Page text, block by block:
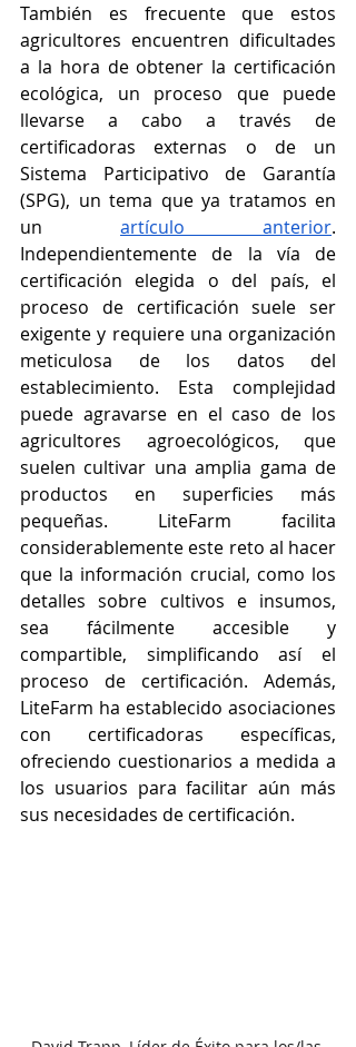
También es frecuente que estos
agricultores encuentren dificultades
a la hora de obtener la certificación
ecológica, un proceso que puede
llevarse a cabo a través de
certificadoras externas o de un
Sistema Participativo de Garantía
(SPG), un tema que ya tratamos en
un artículo anterior.
Independientemente de la vía de
certificación elegida o del país, el
proceso de certificación suele ser
exigente y requiere una organización
meticulosa de los datos del
establecimiento. Esta complejidad
puede agravarse en el caso de los
agricultores agroecológicos, que
suelen cultivar una amplia gama de
productos en superficies más
pequeñas. LiteFarm facilita
considerablemente este reto al hacer
que la información crucial, como los
detalles sobre cultivos e insumos,
sea fácilmente accesible y
compartible, simplificando así el
proceso de certificación. Además,
LiteFarm ha establecido asociaciones
con certificadoras específicas,
ofreciendo cuestionarios a medida a
los usuarios para facilitar aún más
sus necesidades de certificación.